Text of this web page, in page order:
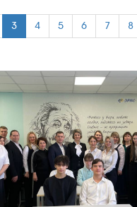
3 4 5 6 7 8